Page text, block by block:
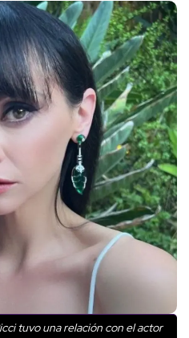
tuvo una relación con el actor